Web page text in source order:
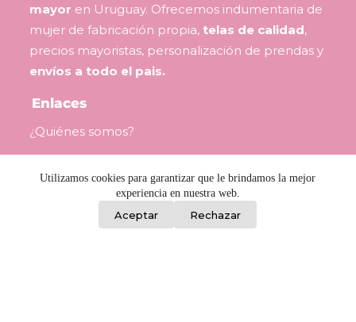
Utilizamos cookies para garantizar que le brindamos la mejor
experiencia en nuestra web.
Aceptar Rechazar
mayor en Uruguay. Ofrecemos indumentaria de
mujer de fabricación propia, telas de calidad,
precios mayoristas, personalización de prendas y
envíos a todo el pais.
Enlaces
¿Quiénes somos?
Consejos para revendedoras